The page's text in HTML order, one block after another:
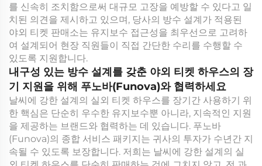
를 신속히 조치함으로써 대규모 고장을 예방할 수 있다고 일
치된 의견을 제시하고 있으며, 당사의 방수 설계가 적용된
야외 티켓 판매소는 유지보수 접근성을 최우선으로 고려하
여 설계되어 현장 직원들이 직접 간단한 수리를 수행할 수
있도록 지원합니다.
내구성 있는 방수 설계를 갖춘 야외 티켓 하우스의 장
기 지원을 위해 푸노바(Funova)와 협력하세요
날씨에 강한 설계의 실외 티켓 하우스를 장기간 사용하기 위
한 핵심은 단순히 우수한 유지보수뿐 아니라, 지속적인 지원
을 제공하는 브랜드와 협력하는 데 있습니다. 푸노바
(Funova)의 종합 서비스 패키지는 귀사의 투자가 수년간 지
속될 수 있도록 보장합니다. 저희는 날씨에 강한 설계의 실